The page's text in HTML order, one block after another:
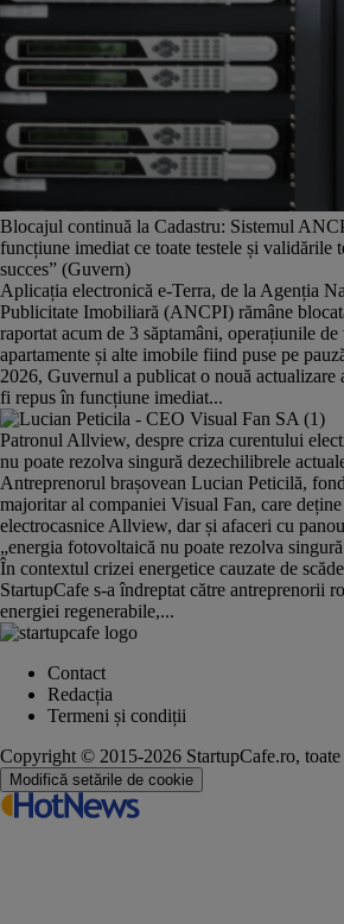
Blocajul continuă la Cadastru: Sistemul
funcțiune imediat ce toate testele și validările
succes” (Guvern)
Aplicația electronică e-Terra, de la Agenția
Publicitate Imobiliară (ANCPI) rămâne
raportat acum de 3 săptamâni, operațiunile
apartamente și alte imobile fiind puse pe
2026, Guvernul a publicat o nouă actualizare
fi repus în funcțiune imediat...
Patronul Allview, despre criza curentului
nu poate rezolva singură dezechilibrele
Antreprenorul brașovean Lucian Peticilă,
majoritar al companiei Visual Fan, care
electrocasnice Allview, dar și afaceri cu
„energia fotovoltaică nu poate rezolva
În contextul crizei energetice cauzate de
StartupCafe s-a îndreptat către antreprenorii
energiei regenerabile,...
Contact
Redacția
Termeni și condiții
Copyright © 2015-2026 StartupCafe.ro, toate
Modifică setările de cookie